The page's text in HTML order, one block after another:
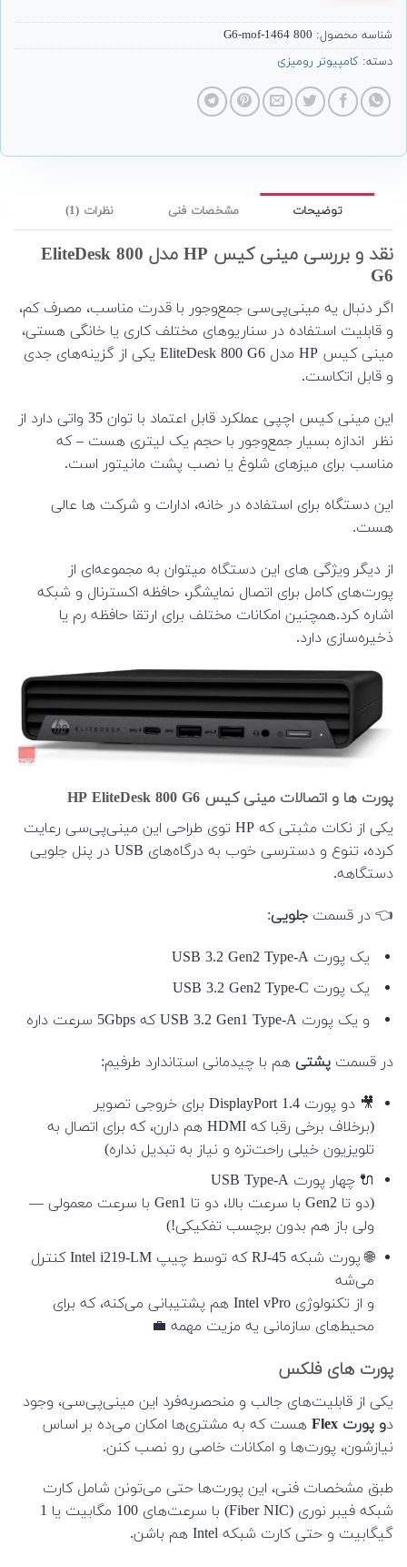
شناسه محصول: 800 G6-mof-1464
دسته: کامپیوتر رومیزی
توضیحات مشخصات فنی نظرات (1)
نقد و بررسی مینی کیس HP مدل EliteDesk 800
G6
اگر دنبال یه مینی‌پی‌سی جمع‌وجور با قدرت مناسب، مصرف کم،
و قابلیت استفاده در سناریوهای مختلف کاری یا خانگی هستی،
مینی کیس HP مدل EliteDesk 800 G6 یکی از گزینه‌های جدی
و قابل اتکاست.
این مینی کیس اچپی عملکرد قابل اعتماد با توان 35 واتی دارد از
نظر اندازه بسیار جمع‌وجور با حجم یک لیتری هست – که
مناسب برای میزهای شلوغ یا نصب پشت مانیتور است.
این دستگاه برای استفاده در خانه، ادارات و شرکت ها عالی
هست.
از دیگر ویژگی های این دستگاه میتوان به مجموعه‌ای از
پورت‌های کامل برای اتصال نمایشگر، حافظه اکسترنال و شبکه
اشاره کرد.همچنین امکانات مختلف برای ارتقا حافظه رم یا
ذخیره‌سازی دارد.
پورت ها و اتصالات مینی کیس HP EliteDesk 800 G6
یکی از نکات مثبتی که HP توی طراحی این مینی‌پی‌سی رعایت
کرده، تنوع و دسترسی خوب به درگاه‌های USB در پنل جلویی
دستگاهه.
👈 در قسمت جلویی:
یک پورت USB 3.2 Gen2 Type-A
یک پورت USB 3.2 Gen2 Type-C
و یک پورت USB 3.2 Gen1 Type-A که 5Gbps سرعت داره
در قسمت پشتی هم با چیدمانی استاندارد طرفیم:
🎥 دو پورت DisplayPort 1.4 برای خروجی تصویر
(برخلاف برخی رقبا که HDMI هم دارن، که برای اتصال به
تلویزیون خیلی راحت‌تره و نیاز به تبدیل نداره)
🔌 چهار پورت USB Type-A
(دو تا Gen2 با سرعت بالا، دو تا Gen1 با سرعت معمولی —
ولی باز هم بدون برچسب تفکیکی!)
🌐 پورت شبکه RJ-45 که توسط چیپ Intel i219-LM کنترل
می‌شه
و از تکنولوژی Intel vPro هم پشتیبانی می‌کنه، که برای
محیط‌های سازمانی یه مزیت مهمه 💼
پورت های فلکس
یکی از قابلیت‌های جالب و منحصربه‌فرد این مینی‌پی‌سی، وجود
دو پورت Flex
هست که به مشتری‌ها امکان می‌ده بر اساس
نیازشون، پورت‌ها و امکانات خاصی رو نصب کنن.
طبق مشخصات فنی، این پورت‌ها حتی می‌تونن شامل کارت
شبکه فیبر نوری (Fiber NIC) با سرعت‌های 100 مگابیت یا 1
گیگابیت و حتی کارت شبکه Intel هم باشن.